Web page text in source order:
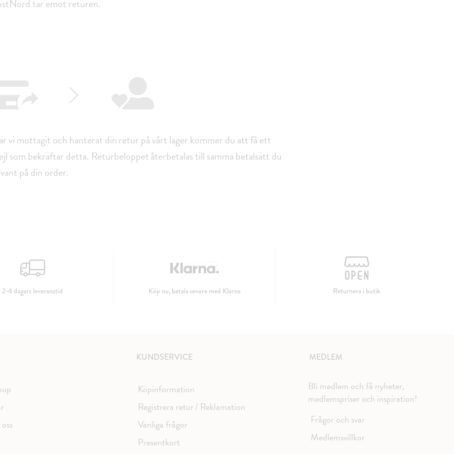
tar emot returen.
vi mottagit och hanterat din retur på vårt lager kommer du att få ett
som bekräftar detta. Returbeloppet återbetalas till samma betalsätt du
på din order.
2-4 dagars leveranstid Köp nu, betala senare med Klarna Returnera i butik
KUNDSERVICE
Köpinformation
Registrera retur / Reklamation
Vanliga frågor
Presentkort
MEDLEM
Bli medlem och få nyheter,
medlemspriser och inspiration!
Frågor och svar
Medlemsvillkor